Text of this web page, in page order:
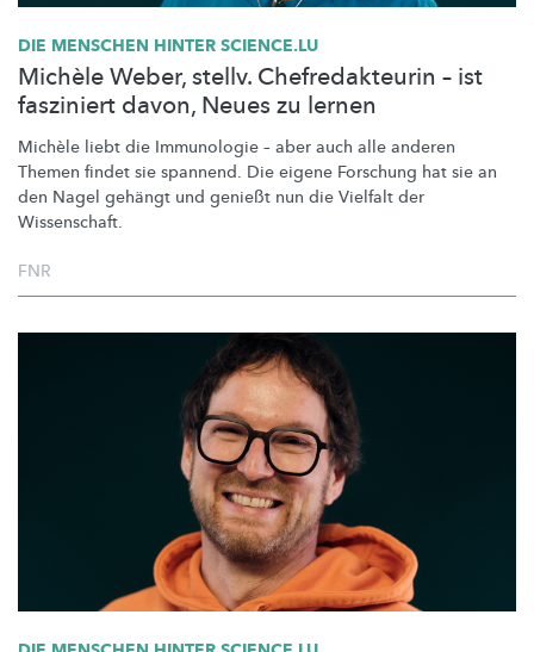
DIE MENSCHEN HINTER SCIENCE.LU
Michèle Weber, stellv. Chefredakteurin – ist
fasziniert davon, Neues zu lernen
Michèle liebt die Immunologie – aber auch alle anderen
Themen findet sie spannend. Die eigene Forschung hat sie an
den Nagel gehängt und genießt nun die Vielfalt der
Wissenschaft.
FNR